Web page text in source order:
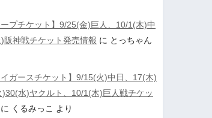
ープチケット】9/25(金)巨人、10/1(木)中
阪神戦チケット発売情報 に とっちゃん
イガースチケット】9/15(火)中日、17(木)
)30(水)ヤクルト、10/1(木)巨人戦チケッ
に くるみっこ より